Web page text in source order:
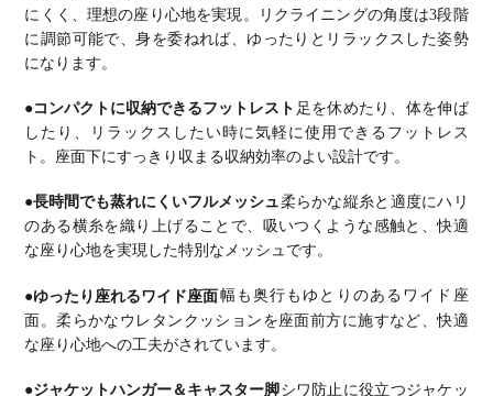
にくく、理想の座り心地を実現。
リクライニングの角度は3段階
に調節可能で、身を委ねれば、ゆったりとリラックスした姿勢
になります。
●コンパクトに収納できるフットレスト 足を休めたり、体を伸ば
したり、リラックスしたい時に気軽に使用できるフットレス
ト。 座面下にすっきり収まる収納効率のよい設計です。
●長時間でも蒸れにくいフルメッシュ柔らかな縦糸と適度にハリ
のある横糸を織り上げることで、吸いつくような感触と、快適
な座り心地を実現した特別なメッシュです。
●ゆったり座れるワイド座面 幅も奥行もゆとりのあるワイド座
面。柔らかなウレタンクッションを座面前方に施すなど、快適
な座り心地への工夫がされています。
●ジャケットハンガー＆キャスター脚シワ防止に役立つジャケッ